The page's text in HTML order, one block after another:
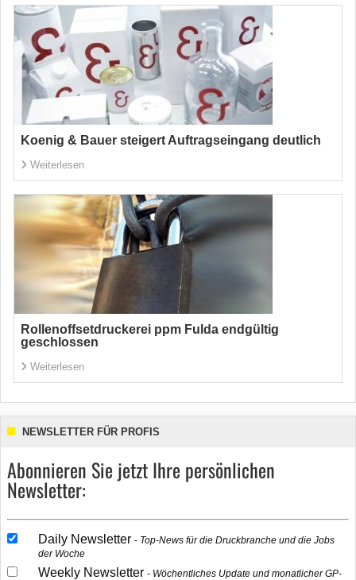
Koenig & Bauer steigert Auftragseingang deutlich
Weiterlesen
Rollenoffsetdruckerei ppm Fulda endgültig
geschlossen
Weiterlesen
NEWSLETTER FÜR PROFIS
Abonnieren Sie jetzt Ihre persönlichen
Newsletter:
Daily Newsletter
Top-News für die Druckbranche und die Jobs
der Woche
Weekly Newsletter
Wöchentliches Update und monatlicher GP-